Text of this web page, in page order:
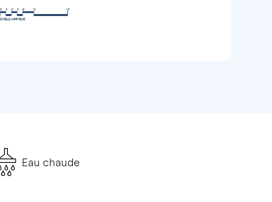
Eau chaude